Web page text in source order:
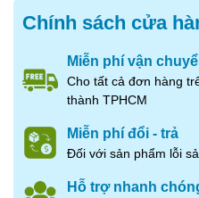
Ngoài ramón phá lấu
rất đã cùng với các sản
lòng mề..
Chính sách cửa
Miễn phí vận
Cho tất cả đơn hàng
thành TPHCM
Miễn phí đổi - trả
Đối với sản phẩm lỗi
Hỗ trợ nhanh